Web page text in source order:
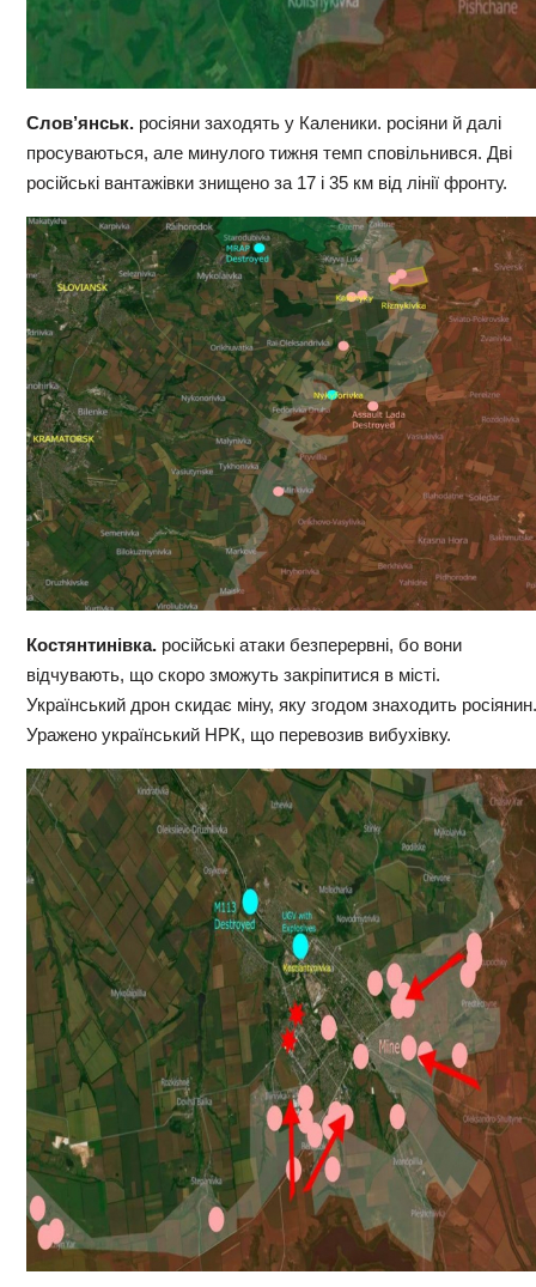
Слов’янськ.росіяни заходять у Каленики. росіяни й далі
просуваються, але минулого тижня темп сповільнився. Дві
російські вантажівки знищено за 17 і 35 км від лінії фронту.
Костянтинівка.російські атаки безперервні, бо вони
відчувають, що скоро зможуть закріпитися в місті.
Український дрон скидає міну, яку згодом знаходить росіянин.
Уражено український НРК, що перевозив вибухівку.